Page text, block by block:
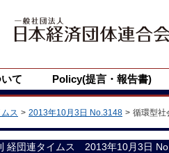
て Policy(提言・報告書)
ス 2013年10月3日 No.3148 循環型社
経団連タイムス 2013年10月3日